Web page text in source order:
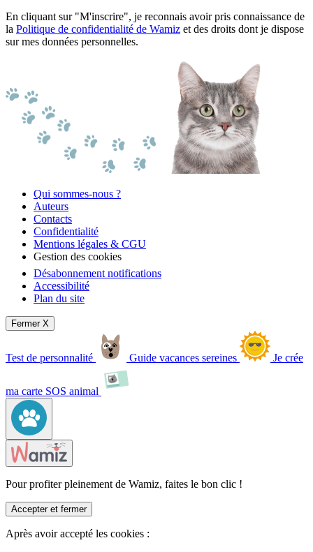
En cliquant sur "M'inscrire", je reconnais avoir pris connaissance de
la Politique de confidentialité de Wamiz et des droits dont je dispose
sur mes données personnelles.
Qui sommes-nous ?
Auteurs
Contacts
Confidentialité
Mentions légales & CGU
Gestion des cookies
Désabonnement notifications
Accessibilité
Plan du site
Fermer X
Test de personnalité Guide vacances sereines Je crée
ma carte SOS animal
Pour profiter pleinement de Wamiz, faites le bon clic !
Accepter et fermer
Après avoir accepté les cookies :